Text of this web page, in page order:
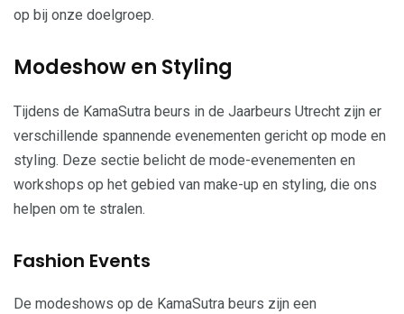
op bij onze doelgroep.
Modeshow en Styling
Tijdens de KamaSutra beurs in de Jaarbeurs Utrecht zijn er
verschillende spannende evenementen gericht op mode en
styling. Deze sectie belicht de mode-evenementen en
workshops op het gebied van make-up en styling, die ons
helpen om te stralen.
Fashion Events
De modeshows op de KamaSutra beurs zijn een